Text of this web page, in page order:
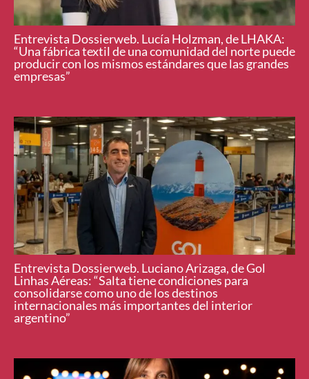
Entrevista Dossierweb. Lucía Holzman, de LHAKA:
“Una fábrica textil de una comunidad del norte puede
producir con los mismos estándares que las grandes
empresas”
Entrevista Dossierweb. Luciano Arizaga, de Gol
Linhas Aéreas: “Salta tiene condiciones para
consolidarse como uno de los destinos
internacionales más importantes del interior
argentino”